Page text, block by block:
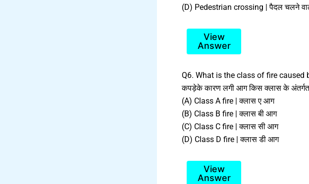
(D) Pedestrian crossing | पैदल चलने
View
Answer
Q6. What is the class of fire caused
कपड़ेके कारण लगी आग किस क्लास के
(A) Class A fire | क्लास ए आग
(B) Class B fire | क्लास बी आग
(C) Class C fire | क्लास सी आग
(D) Class D fire | क्लास डी आग
View
Answer